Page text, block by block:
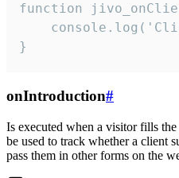
function
}
onIntroduction#
Is executed when a visitor fills
be used to track whether a client
pass them in other forms on the